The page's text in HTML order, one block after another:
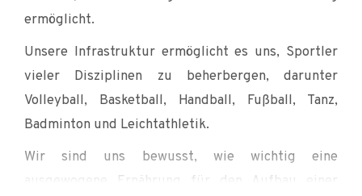
ermöglicht.
Unsere Infrastruktur ermöglicht es uns, Sportler
vieler Disziplinen zu beherbergen, darunter
Volleyball, Basketball, Handball, Fußball, Tanz,
Badminton und Leichtathletik.
Wir sind uns bewusst, wie wichtig eine
ausgewogene Ernährung für den Aufbau einer